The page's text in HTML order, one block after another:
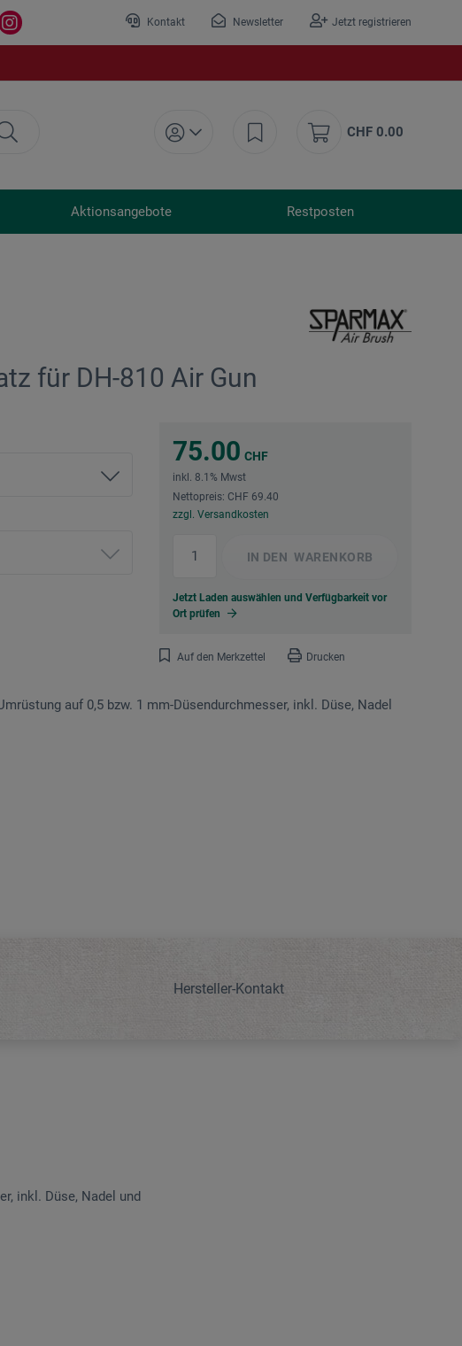
Kontakt Newsletter Jetzt registrieren
CHF 0.00
Aktionsangebote Restposten
für DH-810 Air Gun
75.00 CHF
inkl. 8.1% Mwst
Nettopreis: CHF 69.40
zzgl. Versandkosten
IN DEN WARENKORB
Jetzt Laden auswählen und Verfügbarkeit vor
Ort prüfen
Auf den Merkzettel Drucken
auf 0,5 bzw. 1 mm-Düsendurchmesser, inkl. Düse, Nadel
Hersteller-Kontakt
inkl. Düse, Nadel und